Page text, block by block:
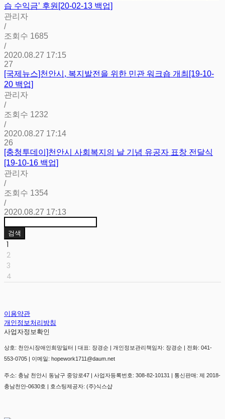
습 수익금’ 후원[20-02-13 백업]
관리자
/
조회수 1685
/
2020.08.27 17:15
27
[국제뉴스]천안시, 복지발전을 위한 민관 워크숍 개최[19-10-
20 백업]
관리자
/
조회수 1232
/
2020.08.27 17:14
26
[충청투데이]천안시 사회복지의 날 기념 유공자 표창 전달식
[19-10-16 백업]
관리자
/
조회수 1354
/
2020.08.27 17:13
검색
1
2
3
4
이용약관
개인정보처리방침
사업자정보확인
상호: 천안시장애인희망일터 | 대표: 장경순 | 개인정보관리책임자: 장경순 | 전화: 041-
553-0705 | 이메일: hopework1711@daum.net
주소: 충남 천안시 동남구 중앙로47 | 사업자등록번호: 308-82-10131 | 통신판매: 제 2018-
충남천안-0630호 | 호스팅제공자: (주)식스샵